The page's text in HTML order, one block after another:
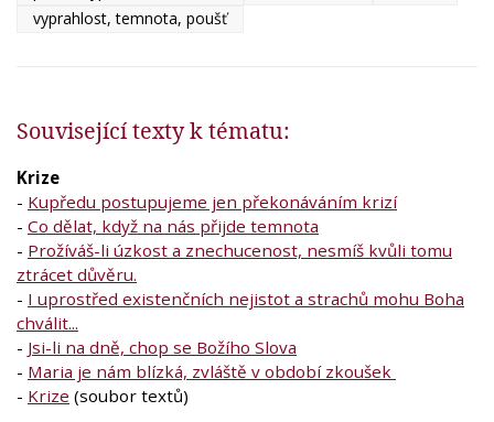
vyprahlost, temnota, poušť
Související texty k tématu:
Krize
- Kupředu postupujeme jen překonáváním krizí
- Co dělat, když na nás přijde temnota
- Prožíváš-li úzkost a znechucenost, nesmíš kvůli tomu
ztrácet důvěru.
- I uprostřed existenčních nejistot a strachů mohu Boha
chválit...
- Jsi-li na dně, chop se Božího Slova
- Maria je nám blízká, zvláště v období zkoušek
- Krize (soubor textů)